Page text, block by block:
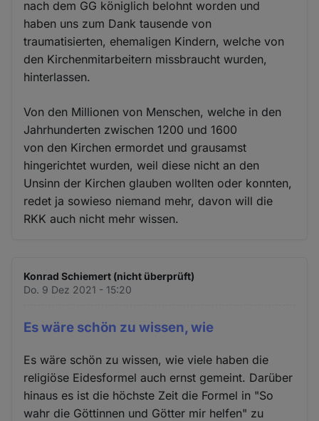
nach dem GG königlich belohnt worden und
haben uns zum Dank tausende von
traumatisierten, ehemaligen Kindern, welche von
den Kirchenmitarbeitern missbraucht wurden,
hinterlassen.
Von den Millionen von Menschen, welche in den
Jahrhunderten zwischen 1200 und 1600
von den Kirchen ermordet und grausamst
hingerichtet wurden, weil diese nicht an den
Unsinn der Kirchen glauben wollten oder konnten,
redet ja sowieso niemand mehr, davon will die
RKK auch nicht mehr wissen.
Konrad Schiemert (nicht überprüft)
Do. 9 Dez 2021 - 15:20
Es wäre schön zu wissen, wie
Es wäre schön zu wissen, wie viele haben die
religiöse Eidesformel auch ernst gemeint. Darüber
hinaus es ist die höchste Zeit die Formel in "So
wahr die Göttinnen und Götter mir helfen" zu